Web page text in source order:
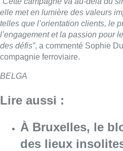
elle met en lumière des valeurs
telles que l’orientation clients, le
l’engagement et la passion pour
des défis”, a commenté Sophie
compagnie ferroviaire.
BELGA
Lire aussi :
À Bruxelles, le
des lieux